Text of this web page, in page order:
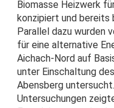
Biomasse Heizwerk
konzipiert und bereits
Parallel dazu wurden
für eine alternative
Aichach-Nord auf
unter Einschaltung
Abensberg
Untersuchungen